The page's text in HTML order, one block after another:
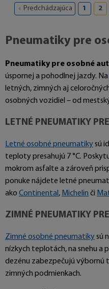
Predchádzajúca 1 2
Pneumatiky pre
Pneumatiky pre osobné
úspornej a pohodlnej jazdy. Na
letných, zimných aj
osobných vozidiel – od
LETNÉ PNEUMATIKY
Letné osobné pneumatikysú
teploty presahujú 7 °C.
mokrom asfalte a zároveň
ponuke nájdete letné
ako Continental , Michelin či
ZIMNÉ PNEUMATIKY
Zimné osobné pneumatikysú
nízkych teplotách, na snehu a
dezénu zabezpečujú výbornú
zimných podmienkach.